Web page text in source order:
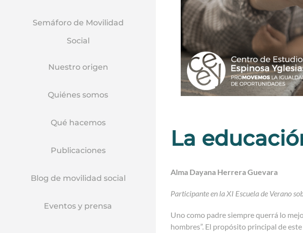
Semáforo de Movilidad
Social
Nuestro origen
Quiénes somos
Qué hacemos
Publicaciones
Blog de movilidad social
Eventos y prensa
La
Alma Dayana Herrera Guevara
Participante en la XI Escuela de Verano
Uno como padre siempre querrá lo
hombres”. El propósito principal de